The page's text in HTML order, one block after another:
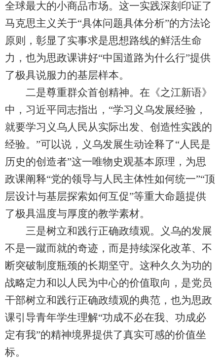
全球最大的小商品市场。这一实践深刻印证了
马克思主义关于“具体问题具体分析”的方法论
原则，彰显了实事求是思想路线的鲜活生命
力，也为思政课讲好“中国道路为什么行”提供
了极具说服力的基层样本。
二是尊重群众首创精神。在《之江新语》
中，习近平同志指出，“学习义乌发展经验，
就要学习义乌人民从实际出发、创造性实践的
经验。”可以说，义乌发展生动诠释了“人民是
历史的创造者”这一唯物史观基本原理，为思
政课阐释“党的领导与人民主体性如何统一”“顶
层设计与基层探索如何互促”等重大命题提供
了极具温度与厚度的教学素材。
三是树立和践行正确政绩观。义乌的发展
不是一蹴而就的奇迹，而是持续深化改革、不
断突破制度瓶颈的长期坚守。这种久久为功的
战略定力和以人民为中心的价值取向，是党员
干部树立和践行正确政绩观的典范，也为思政
课引导青年学生理解“功成不必在我、功成必
定有我”的精神境界提供了真实可感的价值坐
标。